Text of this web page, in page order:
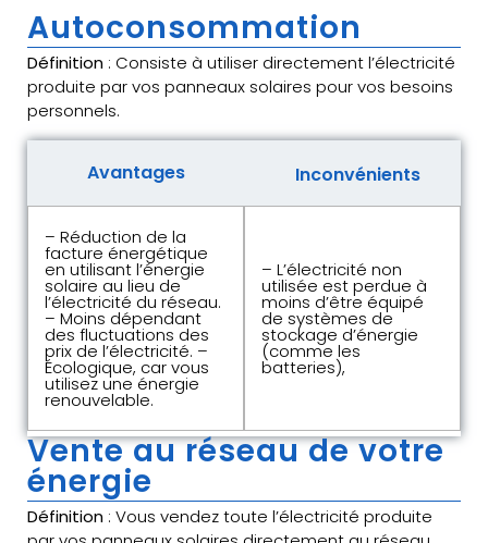
Autoconsommation
Définition : Consiste à utiliser directement l’électricité
produite par vos panneaux solaires pour vos besoins
personnels.
Avantages Inconvénients
– Réduction de la
facture énergétique
en utilisant l’énergie
solaire au lieu de
l’électricité du réseau.
– Moins dépendant
des fluctuations des
prix de l’électricité. –
Écologique, car vous
utilisez une énergie
renouvelable.
– L’électricité non
utilisée est perdue à
moins d’être équipé
de systèmes de
stockage d’énergie
(comme les
batteries),
Vente au réseau de votre
énergie
Définition : Vous vendez toute l’électricité produite